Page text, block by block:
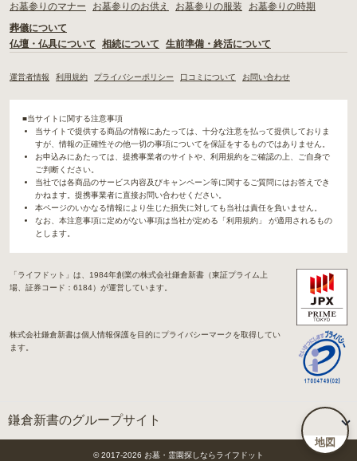
地図
お墓参りのマナー
お墓参りのお供え お墓参りの服装
お墓参りの時期
葬儀について
仏壇・仏具について
相続について 生前準備・終活について
運営者情報 利用規約 プライバシーポリシー 口コミについて お問い合わせ
■当サイトに関する注意事項
当サイトで提供する商品の情報にあたっては、十分な注意を払って提供しておりま
すが、情報の正確性その他一切の事項についてを保証をするものではありません。
お申込みにあたっては、提携事業者のサイトや、利用規約をご確認の上、ご自身で
ご判断ください。
当社では各商品のサービス内容及びキャンペーン等に関するご質問にはお答えでき
かねます。提携事業者に直接お問い合わせください。
本ページのいかなる情報により生じた損失に対しても当社は責任を負いません。
なお、本注意事項に定めがない事項は当社が定める「利用規約」 が適用されるもの
とします。
「ライフドット」は、1984年創業の株式会社鎌倉新書（東証プライム上
場、証券コード：6184）が運営しています。
株式会社鎌倉新書は個人情報保護を目的にプライバシーマークを取得してい
ます。
鎌倉新書のグループサイト
「Life.（ライフドット）」関連サイト
© 2017-2026 お墓・霊園探しならライフドット